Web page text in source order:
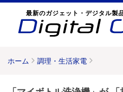
最新のガジェット・デジタル製
ホーム 調理・生活家電